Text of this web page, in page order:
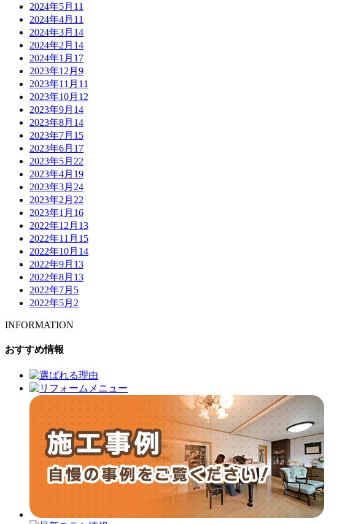
2024年5月 11
2024年4月 11
2024年3月 14
2024年2月 14
2024年1月 17
2023年12月 9
2023年11月 11
2023年10月 12
2023年9月 14
2023年8月 14
2023年7月 15
2023年6月 17
2023年5月 22
2023年4月 19
2023年3月 24
2023年2月 22
2023年1月 16
2022年12月 13
2022年11月 15
2022年10月 14
2022年9月 13
2022年8月 13
2022年7月 5
2022年5月 2
INFORMATION
おすすめ情報